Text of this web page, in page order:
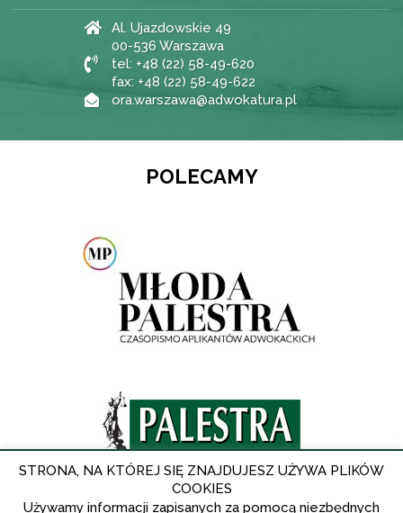
Al. Ujazdowskie 49
00-536 Warszawa
tel: +48 (22) 58-49-620
fax: +48 (22) 58-49-622
ora.warszawa@adwokatura.pl
POLECAMY
STRONA, NA KTÓREJ SIĘ ZNAJDUJESZ UŻYWA PLIKÓW
COOKIES
Używamy informacji zapisanych za pomocą niezbędnych